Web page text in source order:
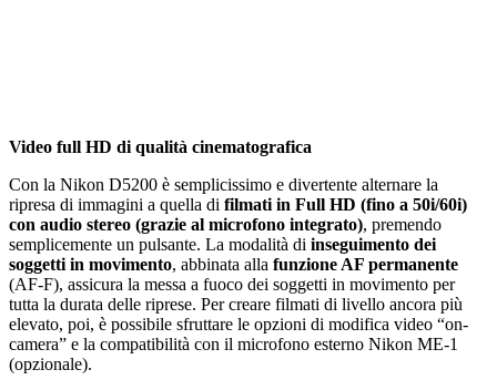
Video full HD di qualità cinematografica
Con la Nikon D5200 è semplicissimo e divertente alternare la
ripresa di immagini a quella di filmati in Full HD (fino a 50i/60i)
con audio stereo (grazie al microfono integrato), premendo
semplicemente un pulsante. La modalità di inseguimento dei
soggetti in movimento, abbinata alla funzione AF permanente
(AF-F), assicura la messa a fuoco dei soggetti in movimento per
tutta la durata delle riprese. Per creare filmati di livello ancora più
elevato, poi, è possibile sfruttare le opzioni di modifica video “on-
camera” e la compatibilità con il microfono esterno Nikon ME-1
(opzionale).